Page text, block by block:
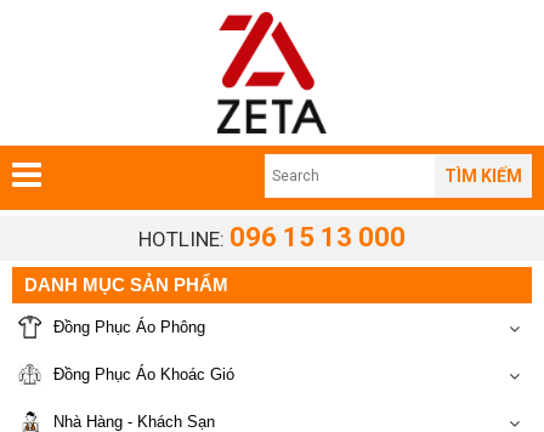
TÌM KIẾM
HOTLINE: 096 15 13 000
DANH MỤC SẢN PHẨM
Đồng Phục Áo Phông
Đồng Phục Áo Khoác Gió
Nhà Hàng - Khách Sạn